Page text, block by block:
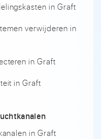
in Graft
verwijderen in
in Graft
in Graft
in Graft